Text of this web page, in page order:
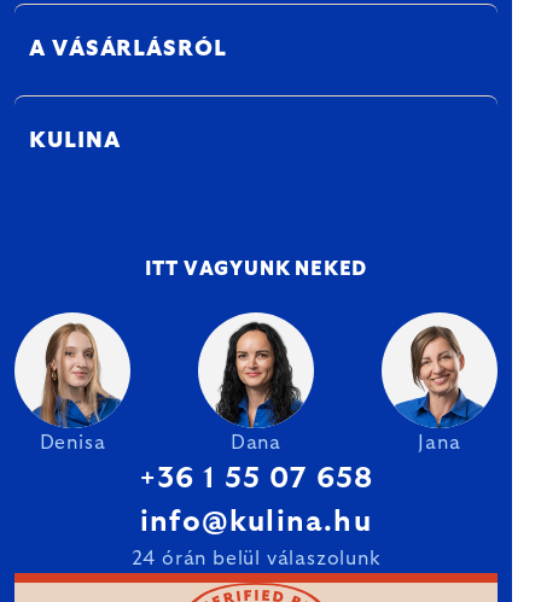
A VÁSÁRLÁSRÓL
KULINA
ITT VAGYUNK NEKED
Denisa Dana Jana
+36 1 55 07 658
info@kulina.hu
24 órán belül válaszolunk